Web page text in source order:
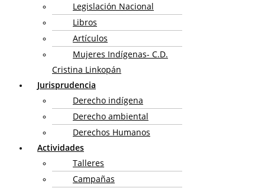
Legislación Nacional
Libros
Artículos
Mujeres Indígenas- C.D.
Cristina Linkopán
Jurisprudencia
Derecho indígena
Derecho ambiental
Derechos Humanos
Actividades
Talleres
Campañas